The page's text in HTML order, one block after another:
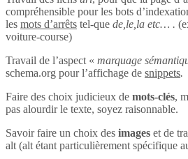
compréhensible pour les bots
les mots d’arrêts tel-que de,le,la etc… .
voiture-course)
Travail de l’aspect « marquage
schema.org pour l’affichage de snippets.
Faire des choix judicieux de mots-clés,
pas alourdir le texte, soyez raisonnable.
Savoir faire un choix des images et de
alt (alt étant particulièrement spécifique